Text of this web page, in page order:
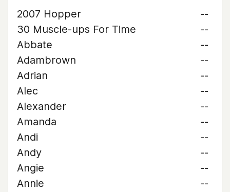
2007 Hopper
--
30 Muscle-ups For Time
--
Abbate
--
Adambrown
--
Adrian
--
Alec
--
Alexander
--
Amanda
--
Andi
--
Andy
--
Angie
--
Annie
--